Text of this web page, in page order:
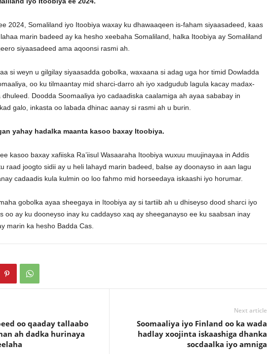
2024, Somaliland iyo Itoobiya waxay ku dhawaaqeen is-faham siyaasadeed, kaas
marin badeed ay ka hesho xeebaha Somaliland, halka Itoobiya ay Somaliland
siyaasadeed ama aqoonsi rasmi ah.
si weyn u gilgilay siyaasadda gobolka, waxaana si adag uga hor timid Dowladda
oo ku tilmaantay mid sharci-darro ah iyo xadgudub lagula kacay madax-
dhuleed. Doodda Soomaaliya iyo cadaadiska caalamiga ah ayaa sababay in
galo, inkasta oo labada dhinac aanay si rasmi ah u burin.
yahay hadalka maanta kasoo baxay Itoobiya.
kasoo baxay xafiiska Ra’iisul Wasaaraha Itoobiya wuxuu muujinayaa in Addis
raad joogto sidii ay u heli lahayd marin badeed, balse ay doonayso in aan lagu
cadaadis kula kulmin oo loo fahmo mid horseedaya iskaashi iyo horumar.
gobolka ayaa sheegaya in Itoobiya ay si tartiib ah u dhiseyso dood sharci iyo
oo ay ku dooneyso inay ku caddayso xaq ay sheeganayso ee ku saabsan inay
marin ka hesho Badda Cas.
oo qaaday tallaabo
ah dadka hurinaya
Next article
Soomaaliya iyo Finland oo ka wada
hadlay xoojinta iskaashiga dhanka
socdaalka iyo amniga